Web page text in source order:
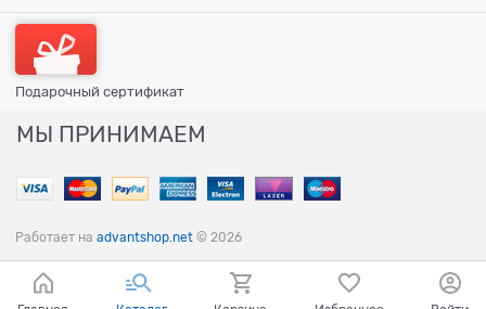
Подарочный сертификат
МЫ ПРИНИМАЕМ
Работает на advantshop.net © 2026